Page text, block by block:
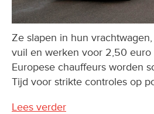
Ze slapen in hun
vuil en werken voor 2,50 euro
Europese chauffeurs worden
Tijd voor strikte controles op
Lees verder